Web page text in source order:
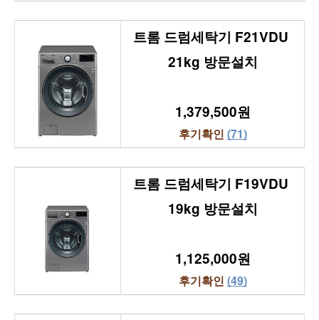
트롬 드럼세탁기 F21VDU
21kg 방문설치
1,379,500원
후기확인 (71)
트롬 드럼세탁기 F19VDU
19kg 방문설치
1,125,000원
후기확인 (49)